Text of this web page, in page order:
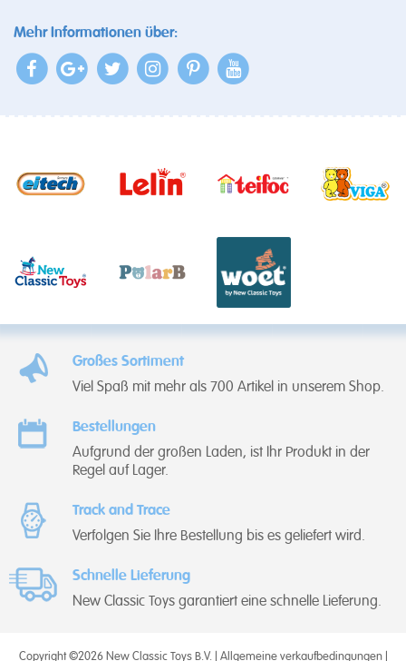
Mehr Informationen über:
Großes Sortiment
Viel Spaß mit mehr als 700 Artikel in unserem Shop.
Bestellungen
Aufgrund der großen Laden, ist Ihr Produkt in der
Regel auf Lager.
Track and Trace
Verfolgen Sie Ihre Bestellung bis es geliefert wird.
Schnelle Lieferung
New Classic Toys garantiert eine schnelle Lieferung.
Copyright ©2026 New Classic Toys B.V. | Allgemeine verkaufbedingungen|